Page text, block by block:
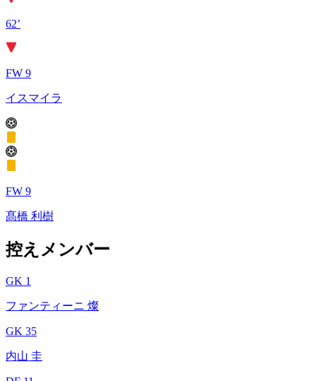
62’
FW 9
イスマイラ
FW 9
髙橋 利樹
控えメンバー
GK 1
ファンティーニ 燦
GK 35
内山 圭